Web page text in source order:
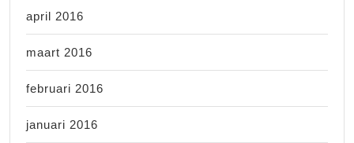
april 2016
maart 2016
februari 2016
januari 2016